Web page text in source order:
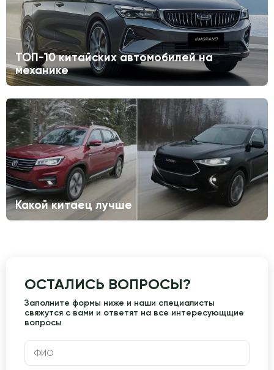
ТОП-10 китайских автомобилей на
механике
Какой китаец лучше
ОСТАЛИСЬ ВОПРОСЫ?
Заполните формы ниже и наши специалисты
свяжутся с вами и ответят на все интересующщие
вопросы